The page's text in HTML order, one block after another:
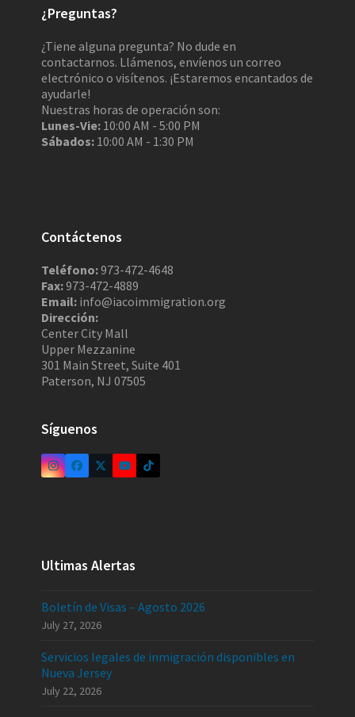
¿Preguntas?
¿Tiene alguna pregunta? No dude en
contactarnos. Llámenos, envíenos un correo
electrónico o visítenos. ¡Estaremos encantados de
ayudarle!
Nuestras horas de operación son:
Lunes-Vie: 10:00 AM - 5:00 PM
Sábados: 10:00 AM - 1:30 PM
Contáctenos
Teléfono:973-472-4648
Fax:973-472-4889
Email: info@iacoimmigration.org
Dirección:
Center City Mall
Upper Mezzanine
301 Main Street, Suite 401
Paterson, NJ 07505
Síguenos
Ultimas Alertas
Boletín de Visas – Agosto 2026
July 27, 2026
Servicios legales de inmigración disponibles en
Nueva Jersey
July 22, 2026